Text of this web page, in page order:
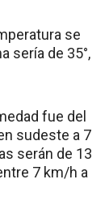
se
sería de 35°,
fue del
sudeste a 7
serán de 13
7 km/h a